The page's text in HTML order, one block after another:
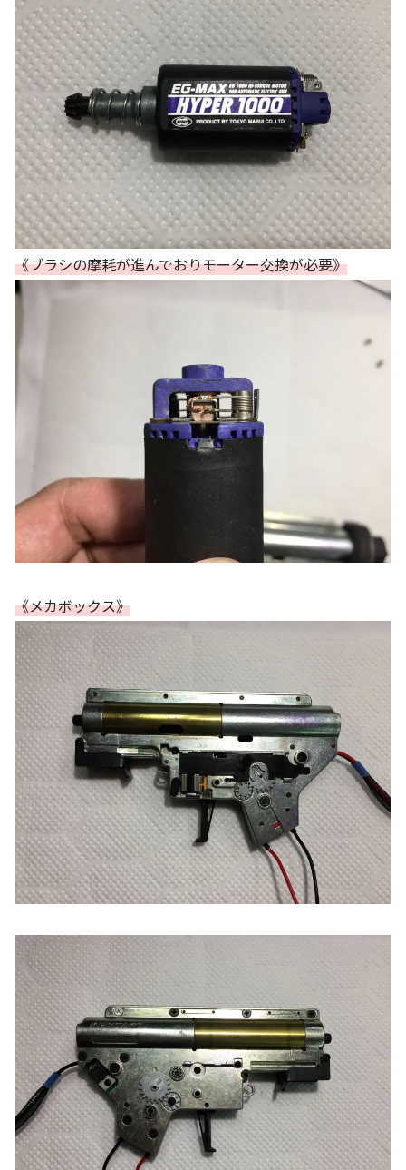
《ブラシの摩耗が進んでおりモーター交換が必要》
《メカボックス》